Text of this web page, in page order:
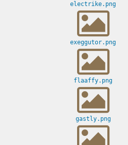
electrike.png
exeggutor.png
flaaffy.png
gastly.png